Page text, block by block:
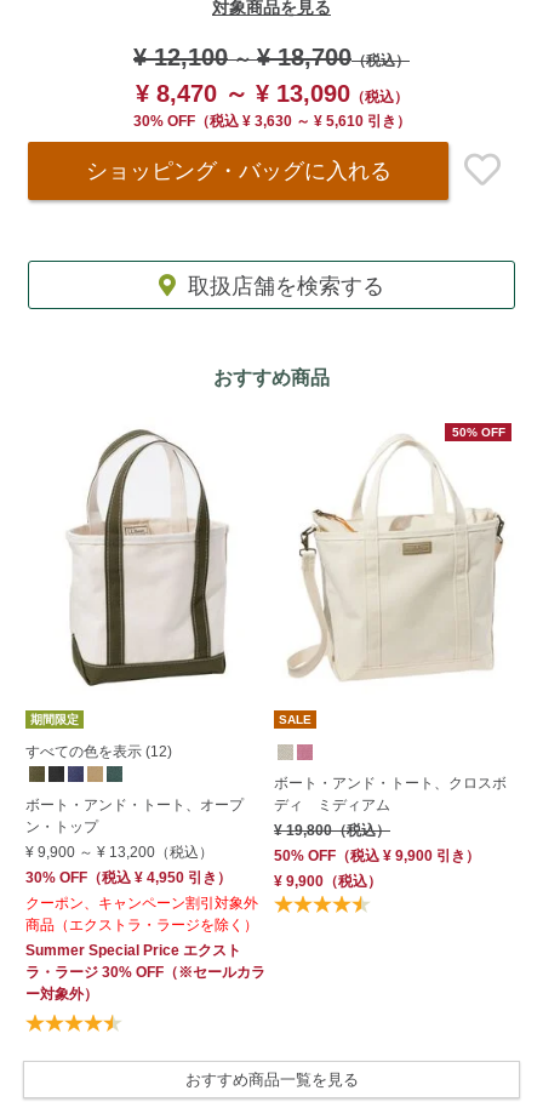
対象商品を見る
¥ 12,100～¥ 18,700（税込）
¥ 8,470 ～ ¥ 13,090（税込）
30% OFF（税込 ¥ 3,630 ～ ¥ 5,610 引き）
ショッピング・バッグに入れる
取扱店舗を検索する
おすすめ商品
期間限定
すべての色を表示 (12)
ボート・アンド・トート、オープ
ン・トップ
¥ 9,900～ ¥ 13,200（税込）
30% OFF（税込 ¥ 4,950引き）
クーポン、キャンペーン割引対象外
商品（エクストラ・ラージを除く）
Summer Special Price エクスト
ラ・ラージ30% OFF（※セールカラ
ー対象外）
50% OFF
SALE
ボート・アンド・トート、クロスボ
ディ ミディアム
¥ 19,800（税込）
50% OFF （税込 ¥ 9,900 引き）
¥ 9,900 （税込）
おすすめ商品一覧を見る